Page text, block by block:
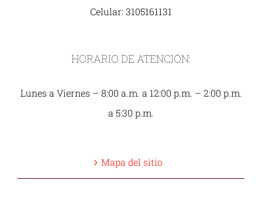
Celular: 3105161131
HORARIO DE ATENCIÓN:
Lunes a Viernes – 8:00 a.m. a 12:00 p.m. – 2:00 p.m.
a 5:30 p.m.
Mapa del sitio